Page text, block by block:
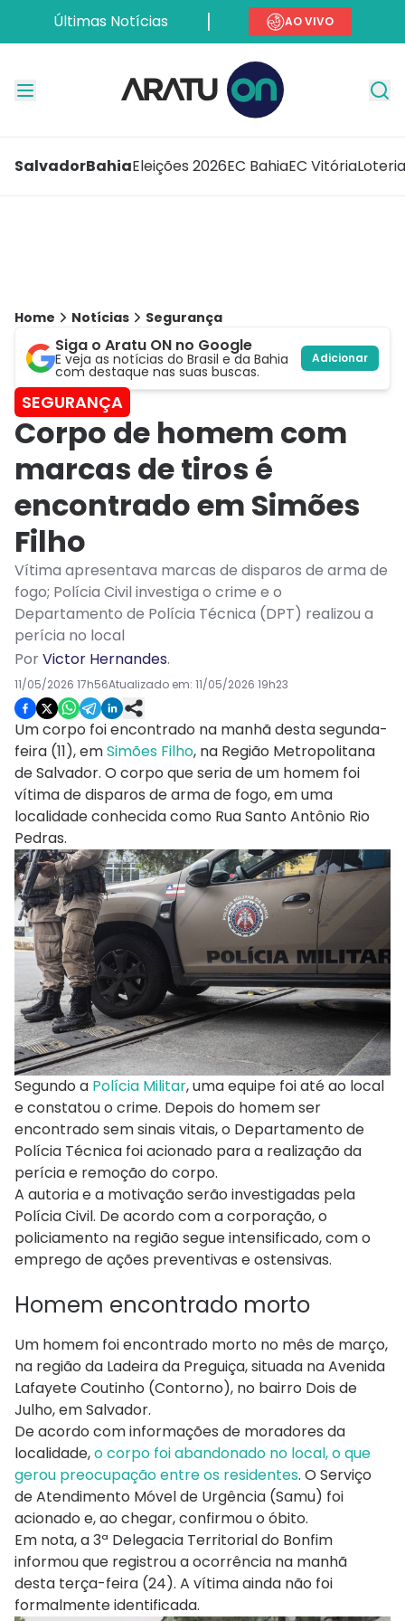
Últimas Notícias AO VIVO
SalvadorBahiaEleições 2026EC BahiaEC Vitória
Home Notícias Segurança
Siga o Aratu ON no Google
E veja as notícias do Brasil e da Bahia
com destaque nas suas buscas.
Adicionar
SEGURANÇA
Corpo de homem com
marcas de tiros é
encontrado em Simões
Filho
Vítima apresentava marcas de disparos de arma de
fogo; Polícia Civil investiga o crime e o
Departamento de Polícia Técnica (DPT) realizou a
perícia no local
PorVictor Hernandes.
11/05/2026 17h56Atualizado em: 11/05/2026 19h23
Um corpo foi encontrado na manhã desta segunda-
feira (11), emSimões Filho, na Região Metropolitana
de Salvador. O corpo que seria de um homem foi
vítima de disparos de arma de fogo, em uma
localidade conhecida como Rua Santo Antônio Rio
Pedras.
Segundo a Polícia Militar, uma equipe foi até ao local
e constatou o crime. Depois do homem ser
encontrado sem sinais vitais, o Departamento de
Polícia Técnica foi acionado para a realização da
perícia e remoção do corpo.
A autoria e a motivação serão investigadas pela
Polícia Civil. De acordo com a corporação, o
policiamento na região segue intensificado, com o
emprego de ações preventivas e ostensivas.
Homem encontrado morto
Um homem foi encontrado morto no mês de março,
na região da Ladeira da Preguiça, situada na Avenida
Lafayete Coutinho (Contorno), no bairro Dois de
Julho, em Salvador.
De acordo com informações de moradores da
localidade,o corpo foi abandonado no local, o que
gerou preocupação entre os residentes. O Serviço
de Atendimento Móvel de Urgência (Samu) foi
acionado e, ao chegar, confirmou o óbito.
Em nota, a 3ª Delegacia Territorial do Bonfim
informou que registrou a ocorrência na manhã
desta terça-feira (24). A vítima ainda não foi
formalmente identificada.